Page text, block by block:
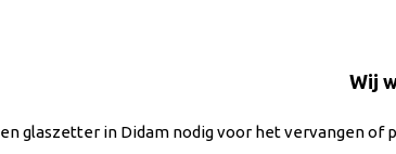
Wij
glaszetter in Didam nodig voor het vervangen of